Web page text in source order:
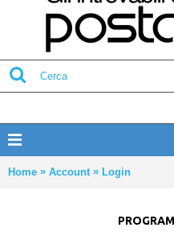
Home » Account » Login